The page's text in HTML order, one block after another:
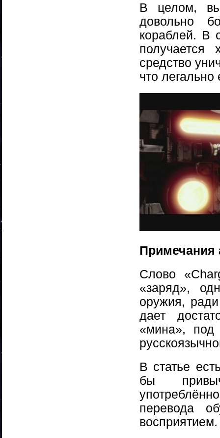
В целом,
довольно
кораблей. В
средство
что
Примечания
Слово
«заряд»,
оружия,
дает
«мина», под
В статье
бы
перевода
восприятием.